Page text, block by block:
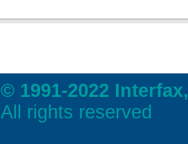
© 1991-2022
All rights reserved